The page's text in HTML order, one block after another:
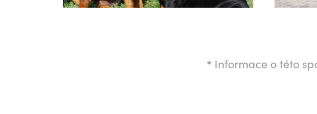
* Informace o této